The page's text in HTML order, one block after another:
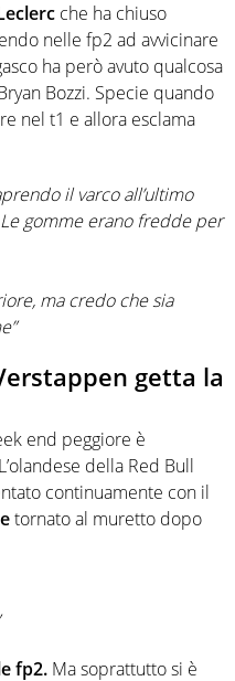
che ha chiuso
nelle fp2 ad avvicinare
ha però avuto qualcosa
Bozzi. Specie quando
nel t1 e allora esclama
il varco all’ultimo
gomme erano fredde per
ma credo che sia
getta la
end peggiore è
della Red Bull
continuamente con il
tornato al muretto dopo
fp2. Ma soprattutto si è